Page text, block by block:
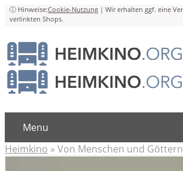
Cookie-Nutzung
Menu
Heimkino » Von Menschen und Göttern